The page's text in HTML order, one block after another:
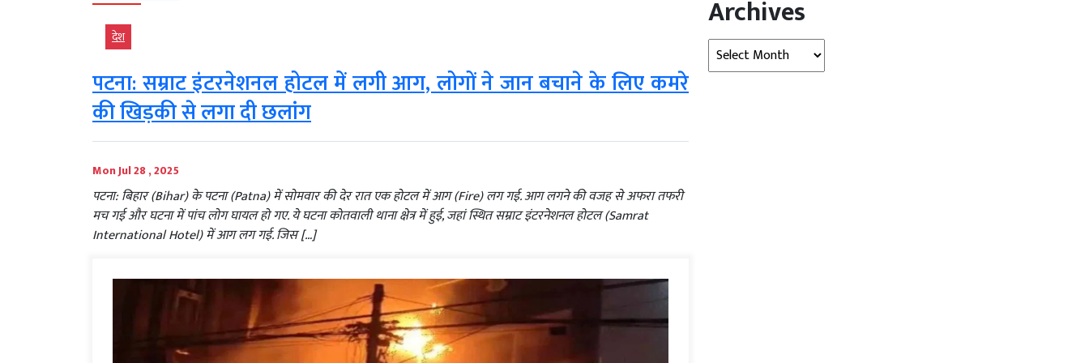
देश
पटना: सम्राट इंटरनेशनल होटल में लगी आग, लोगों ने जान बचाने के लिए कमरे
की खिड़की से लगा दी छलांग
Mon Jul 28 , 2025
पटना: बिहार (Bihar) के पटना (Patna) में सोमवार की देर रात एक होटल में आग (Fire) लग गई. आग लगने की वजह से अफरा तफरी
मच गई और घटना में पांच लोग घायल हो गए. ये घटना कोतवाली थाना क्षेत्र में हुई, जहां स्थित सम्राट इंटरनेशनल होटल (Samrat
International Hotel) में आग लग गई. जिस […]
Archives
Archives